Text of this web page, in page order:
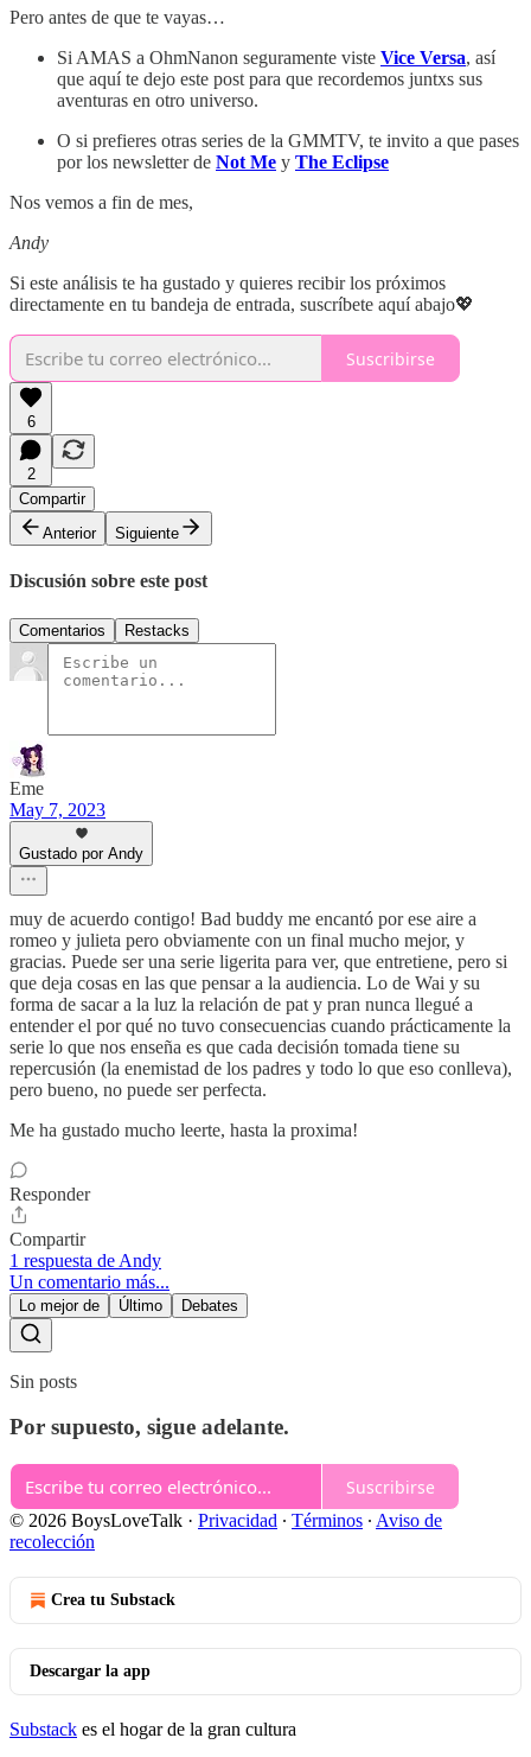
Pero antes de que te vayas…
Si AMAS a OhmNanon seguramente viste Vice Versa, así
que aquí te dejo este post para que recordemos juntxs sus
aventuras en otro universo.
O si prefieres otras series de la GMMTV, te invito a que pases
por los newsletter de Not Me y The Eclipse
Nos vemos a fin de mes,
Andy
Si este análisis te ha gustado y quieres recibir los próximos
directamente en tu bandeja de entrada, suscríbete aquí abajo💖
Suscribirse
6
2
Compartir
Anterior
Siguiente
Discusión sobre este post
Comentarios Restacks
Eme
May 7, 2023
Gustado por Andy
muy de acuerdo contigo! Bad buddy me encantó por ese aire a
romeo y julieta pero obviamente con un final mucho mejor, y
gracias. Puede ser una serie ligerita para ver, que entretiene, pero si
que deja cosas en las que pensar a la audiencia. Lo de Wai y su
forma de sacar a la luz la relación de pat y pran nunca llegué a
entender el por qué no tuvo consecuencias cuando prácticamente la
serie lo que nos enseña es que cada decisión tomada tiene su
repercusión (la enemistad de los padres y todo lo que eso conlleva),
pero bueno, no puede ser perfecta.
Me ha gustado mucho leerte, hasta la proxima!
Responder
Compartir
1 respuesta de Andy
Un comentario más...
Lo mejor de Último Debates
Sin posts
Por supuesto, sigue adelante.
Suscribirse
© 2026 BoysLoveTalk · Privacidad ∙ Términos ∙ Aviso de
recolección
Crea tu Substack
Descargar la app
Substack es el hogar de la gran cultura